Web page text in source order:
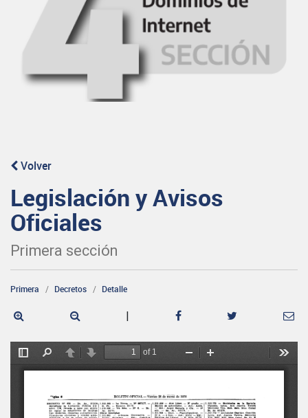
Volver
Legislación y Avisos
Oficiales
Primera sección
Primera Decretos Detalle
|